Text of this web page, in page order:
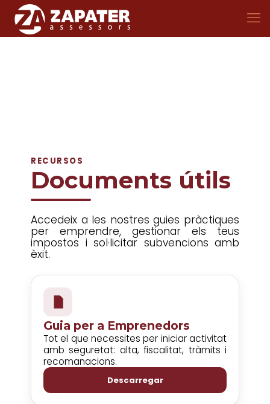
RECURSOS
Documents útils
Accedeix a les nostres guies pràctiques
per emprendre, gestionar els teus
impostos i sol·licitar subvencions amb
èxit.
Guia per a Emprenedors
Tot el que necessites per iniciar activitat
amb seguretat: alta, fiscalitat, tràmits i
recomanacions.
Descarregar